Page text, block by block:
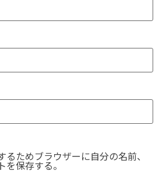
ためブラウザーに自分の名前、
を保存する。